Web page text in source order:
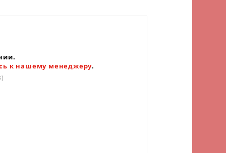
к нашему менеджеру.